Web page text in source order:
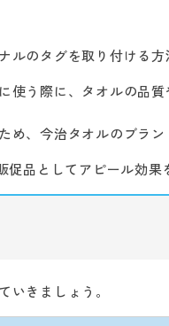
のタグを取り付ける方
使う際に、タオルの品
、今治タオルのブラ
品としてアピール効果
きましょう。